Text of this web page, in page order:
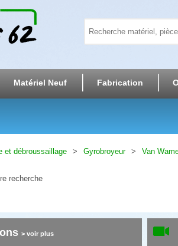
Matériel Neuf Fabrication
et débroussaillage Gyrobroyeur Van
recherche
> voir plus